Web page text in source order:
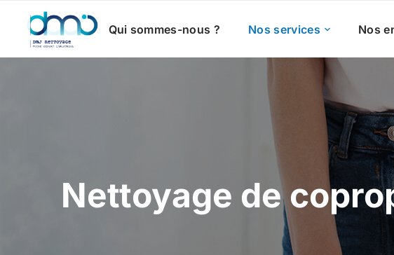
Qui sommes-nous ? Nos services Nos
Nettoyage de